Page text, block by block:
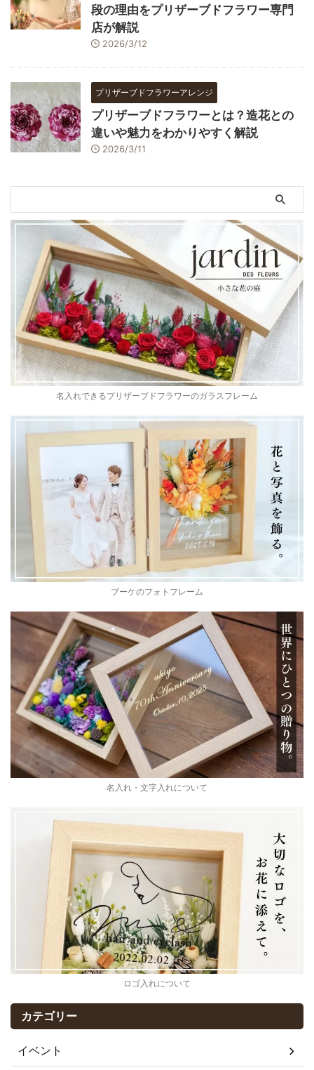
段の理由をプリザーブドフラワー専門
店が解説
2026/3/12
プリザーブドフラワーアレンジ
プリザーブドフラワーとは？造花との
違いや魅力をわかりやすく解説
2026/3/11
名入れできるプリザーブドフラワーのガラスフレーム
ブーケのフォトフレーム
名入れ・文字入れについて
ロゴ入れについて
カテゴリー
イベント